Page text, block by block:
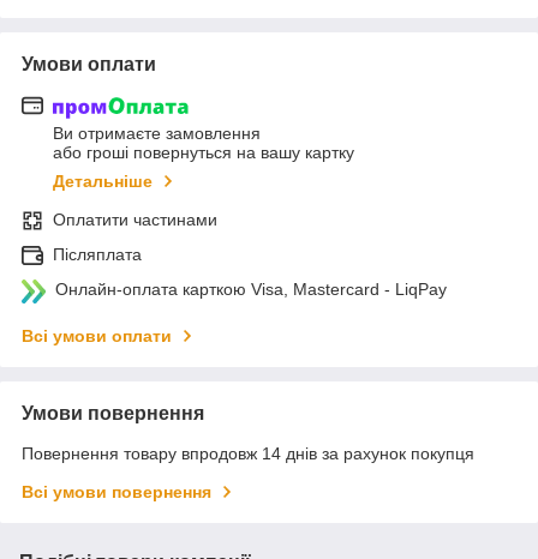
Умови оплати
Ви отримаєте замовлення
або гроші повернуться на вашу картку
Детальніше
Оплатити частинами
Післяплата
Онлайн-оплата карткою Visa, Mastercard - LiqPay
Всі умови оплати
Умови повернення
Повернення товару впродовж 14 днів за рахунок покупця
Всі умови повернення